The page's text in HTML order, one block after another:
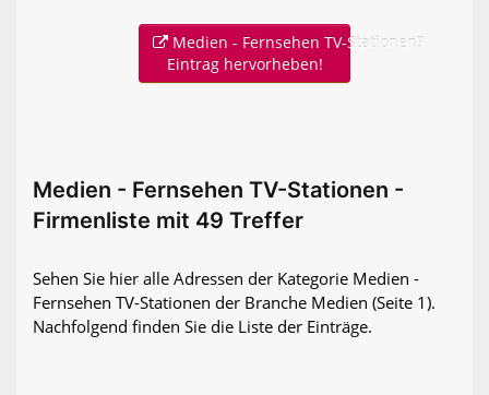
Medien - Fernsehen TV-Stationen?
Eintrag hervorheben!
Medien - Fernsehen TV-Stationen -
Firmenliste mit 49 Treffer
Sehen Sie hier alle Adressen der Kategorie Medien -
Fernsehen TV-Stationen der Branche Medien (Seite 1).
Nachfolgend finden Sie die Liste der Einträge.